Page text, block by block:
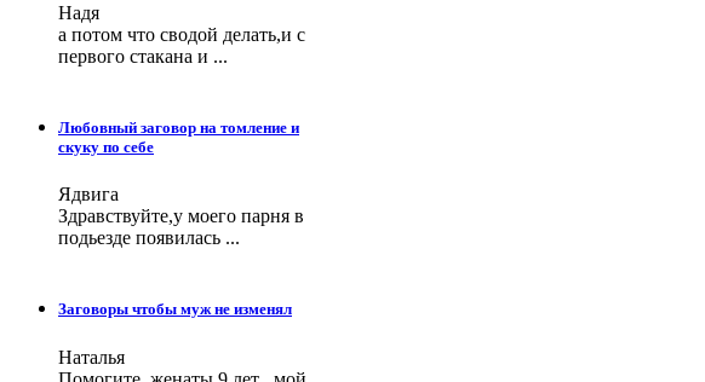
Надя
а потом что сводой делать,и с
первого стакана и ...
Любовный заговор на томление и
скуку по себе
Ядвига
Здравствуйте,у моего парня в
подьезде появилась ...
Заговоры чтобы муж не изменял
Наталья